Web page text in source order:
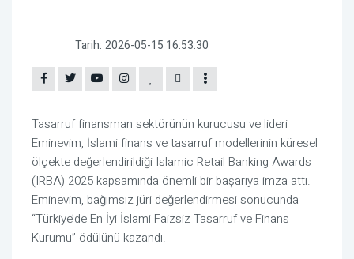
Tarih: 2026-05-15 16:53:30
Tasarruf finansman sektörünün kurucusu ve lideri
Eminevim, İslami finans ve tasarruf modellerinin küresel
ölçekte değerlendirildiği Islamic Retail Banking Awards
(IRBA) 2025 kapsamında önemli bir başarıya imza attı.
Eminevim, bağımsız jüri değerlendirmesi sonucunda
“Türkiye’de En İyi İslami Faizsiz Tasarruf ve Finans
Kurumu” ödülünü kazandı.